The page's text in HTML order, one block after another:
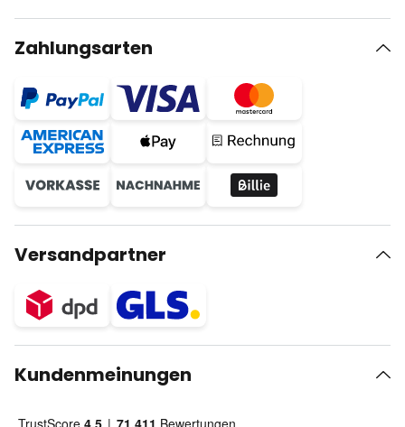
Zahlungsarten
Versandpartner
Kundenmeinungen